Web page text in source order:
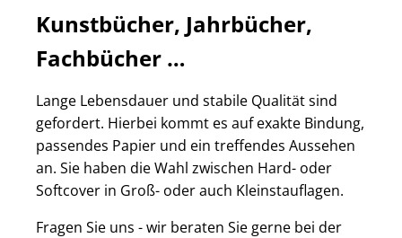
Kunstbücher, Jahrbücher,
Fachbücher …
Lange Lebensdauer und stabile Qualität sind
gefordert. Hierbei kommt es auf exakte Bindung,
passendes Papier und ein treffendes Aussehen
an. Sie haben die Wahl zwischen Hard- oder
Softcover in Groß- oder auch Kleinstauflagen.
Fragen Sie uns - wir beraten Sie gerne bei der